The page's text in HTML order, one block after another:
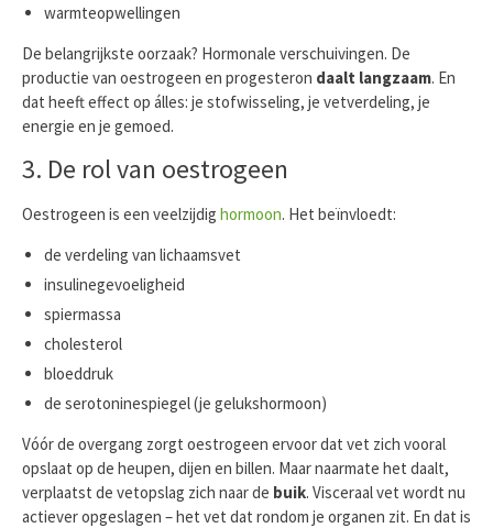
warmteopwellingen
De belangrijkste oorzaak? Hormonale verschuivingen. De
productie van oestrogeen en progesteron daalt langzaam. En
dat heeft effect op álles: je stofwisseling, je vetverdeling, je
energie en je gemoed.
3. De rol van oestrogeen
Oestrogeen is een veelzijdig hormoon. Het beïnvloedt:
de verdeling van lichaamsvet
insulinegevoeligheid
spiermassa
cholesterol
bloeddruk
de serotoninespiegel (je gelukshormoon)
Vóór de overgang zorgt oestrogeen ervoor dat vet zich vooral
opslaat op de heupen, dijen en billen. Maar naarmate het daalt,
verplaatst de vetopslag zich naar de buik. Visceraal vet wordt nu
actiever opgeslagen – het vet dat rondom je organen zit. En dat is